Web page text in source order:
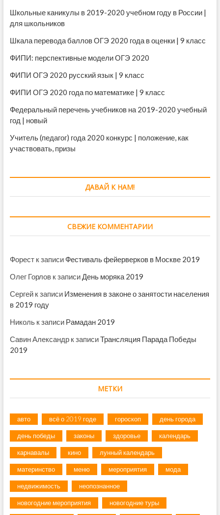
Школьные каникулы в 2019-2020 учебном году в России |
для школьников
Шкала перевода баллов ОГЭ 2020 года в оценки | 9 класс
ФИПИ: перспективные модели ОГЭ 2020
ФИПИ ОГЭ 2020 русский язык | 9 класс
ФИПИ ОГЭ 2020 года по математике | 9 класс
Федеральный перечень учебников на 2019-2020 учебный
год | новый
Учитель (педагог) года 2020 конкурс | положение, как
участвовать, призы
ДАВАЙ К НАМ!
СВЕЖИЕ КОММЕНТАРИИ
Форестк записи Фестиваль фейерверков в Москве 2019
Олег Горловк записиДень моряка 2019
Сергейк записи Изменения в законе о занятости населения
в 2019 году
Никольк записи Рамадан 2019
Савин Александрк записиТрансляция Парада Победы
2019
МЕТКИ
авто всё о 2019 годе гороскоп день города
день победы законы здоровье календарь
карнавалы кино лунный календарь
материнство меню мероприятия мода
недвижимость неопознанное
новогодние мероприятия новогодние туры